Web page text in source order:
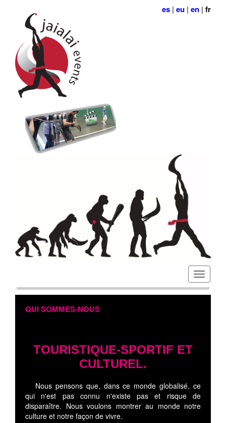
es | eu | en | fr
QUI SOMMES-NOUS
TOURISTIQUE-SPORTIF ET
CULTUREL.
Nous pensons que, dans ce monde globalisé, ce
qui n'est pas connu n'existe pas et risque de
disparaître. Nous voulons montrer au monde notre
culture et notre façon de vivre.